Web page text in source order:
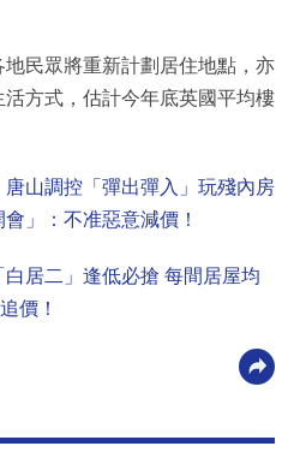
民眾將重新計劃居住地點，亦
方式，估計今年底英國平均樓
唐山調控「彈出彈入」玩殘內房
」：不准惡意減價！
白居二」逢低必搶 每間居屋均
價！